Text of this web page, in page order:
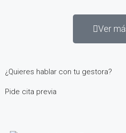
Ver
¿Quieres hablar con tu gestora?
Pide cita previa